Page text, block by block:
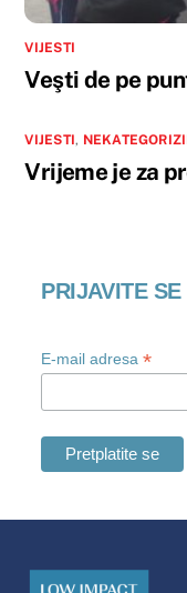
VIJESTI
Veşti de pe
VIJESTI,
Vrijeme je za
PRIJAVITE
E-mail adresa*